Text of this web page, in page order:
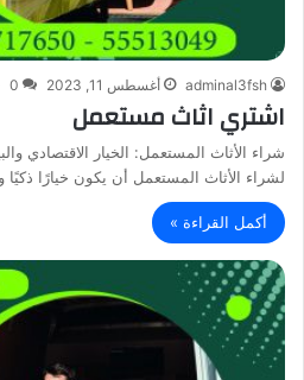
adminal3fsh أغسطس 11, 2023 0
اشتري اثاث مستعمل
شراء الأثاث المستعمل: الخيار الاقتصادي
لشراء الأثاث المستعمل أن يكون خيارًا ذكيًا
أكمل القراءة »